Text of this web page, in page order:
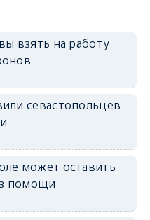
взять на работу
севастопольцев
может оставить
помощи